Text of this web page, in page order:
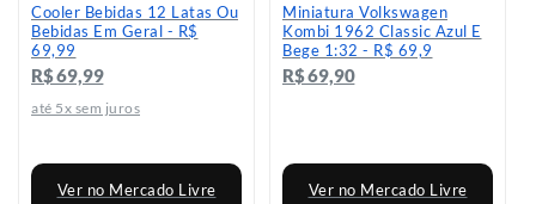
Cooler Bebidas 12 Latas Ou
Bebidas Em Geral - R$
69,99
R$ 69,99
até 5x sem juros
Ver no Mercado Livre
Miniatura Volkswagen
Kombi 1962 Classic Azul E
Bege 1:32 - R$ 69,9
R$ 69,90
Ver no Mercado Livre